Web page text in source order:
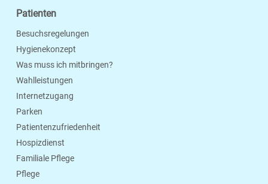
Patienten
Besuchsregelungen
Hygienekonzept
Was muss ich mitbringen?
Wahlleistungen
Internetzugang
Parken
Patientenzufriedenheit
Hospizdienst
Familiale Pflege
Pflege